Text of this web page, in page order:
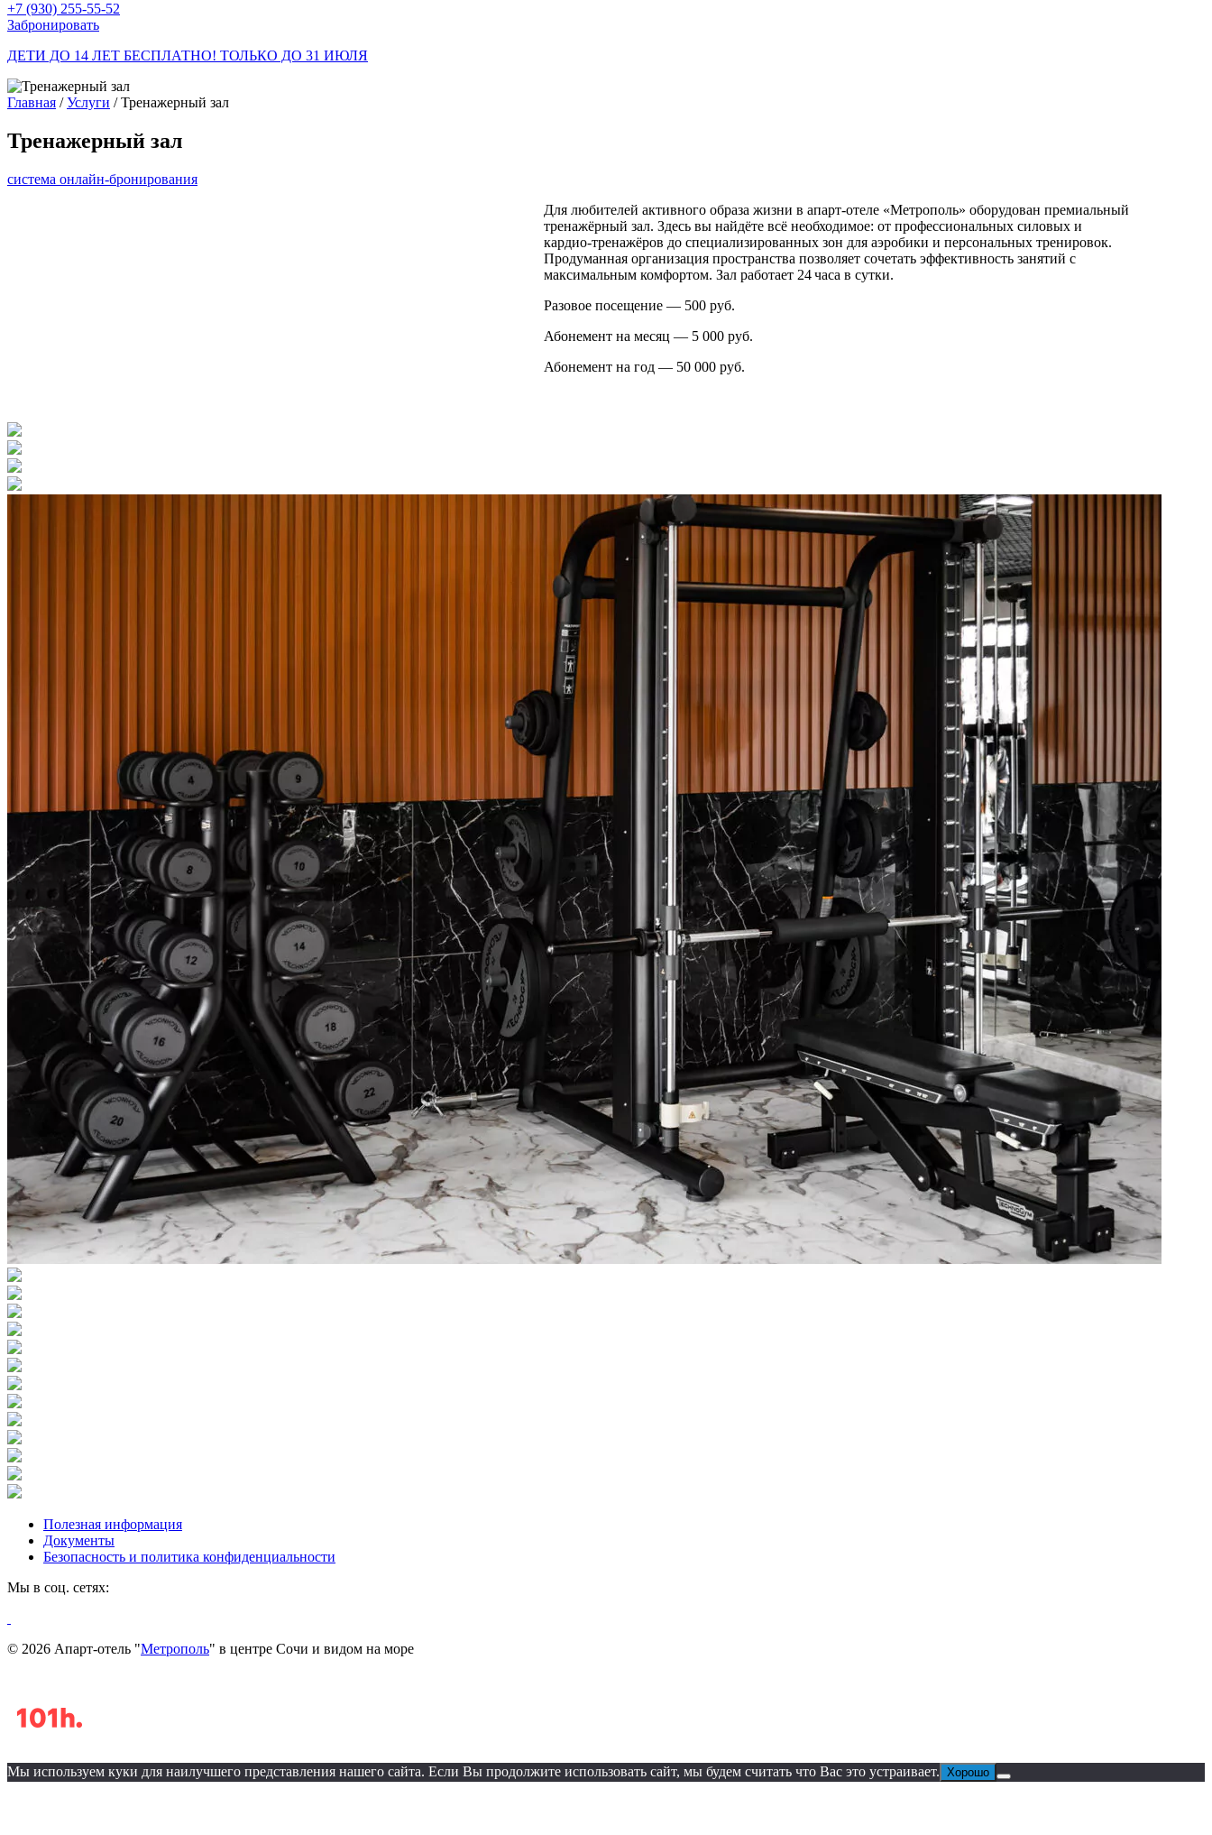
+7 (930) 255-55-52
Забронировать
ДЕТИ ДО 14 ЛЕТ БЕСПЛАТНО! ТОЛЬКО ДО 31 ИЮЛЯ
Главная /Услуги /Тренажерный зал
Тренажерный зал
система онлайн-бронирования
Для любителей активного образа жизни в апарт‑отеле «Метрополь» оборудован премиальный
тренажёрный зал. Здесь вы найдёте всё необходимое: от профессиональных силовых и
кардио‑тренажёров до специализированных зон для аэробики и персональных тренировок.
Продуманная организация пространства позволяет сочетать эффективность занятий с
максимальным комфортом. Зал работает 24 часа в сутки.
Разовое посещение — 500 руб.
Абонемент на месяц — 5 000 руб.
Абонемент на год — 50 000 руб.
Полезная информация
Документы
Безопасность и политика конфиденциальности
Мы в соц. сетях:
© 2026 Апарт-отель "Метрополь" в центре Сочи и видом на море
Мы используем куки для наилучшего представления нашего сайта. Если Вы продолжите использовать сайт, мы будем считать что Вас это устраивает. Хорошо